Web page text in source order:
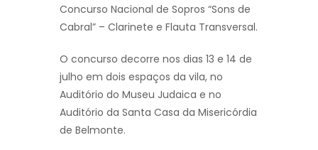
Concurso Nacional de Sopros “Sons de
Cabral” – Clarinete e Flauta Transversal.
O concurso decorre nos dias 13 e 14 de
julho em dois espaços da vila, no
Auditório do Museu Judaica e no
Auditório da Santa Casa da Misericórdia
de Belmonte.